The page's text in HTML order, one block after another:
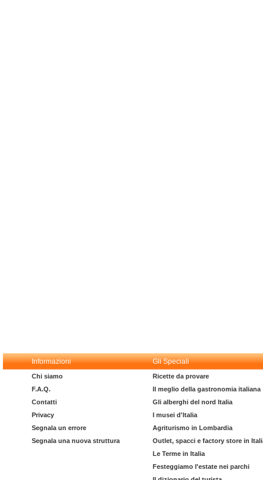
Informazioni Gli Speciali
Chi siamo
F.A.Q.
Contatti
Privacy
Segnala un errore
Segnala una nuova struttura
Ricette da provare
Il meglio della gastronomia italiana
Gli alberghi del nord Italia
I musei d'Italia
Agriturismo in Lombardia
Outlet, spacci e factory store in
Le Terme in Italia
Festeggiamo l'estate nei parchi